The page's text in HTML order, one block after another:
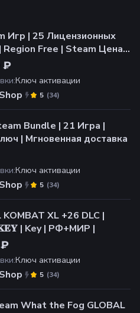
Игр | 25 Лицензионных
Region Free | Steam Цена
доставка
₽
:Ключ активации
(34)
5
Bundle | 21 Игра |
| Мгновенная доставка
:Ключ активации
(34)
5
KOMBAT XL +26 DLC |
| Key | РФ+МИР |
:Ключ активации
(34)
5
What the Fog GLOBAL